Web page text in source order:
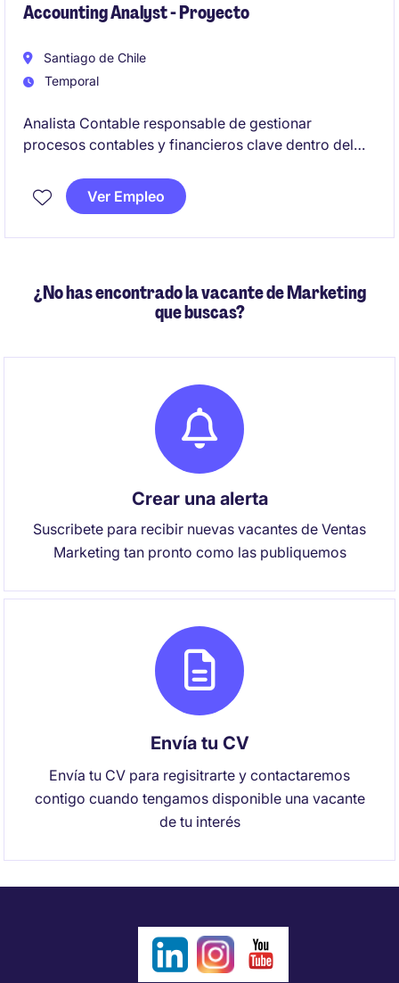
Accounting Analyst - Proyecto
Santiago de Chile
Temporal
Analista Contable responsable de gestionar
procesos contables y financieros clave dentro del
perfil orientado al detalle, con capacidad de análisis
y enfoque en la precisión de los reportes financieros.
Ver Empleo
¿No has encontrado la vacante de Marketing
que buscas?
Crear una alerta
Suscribete para recibir nuevas vacantes de Ventas
Marketing tan pronto como las publiquemos
Envía tu CV
Envía tu CV para regisitrarte y contactaremos
contigo cuando tengamos disponible una vacante
de tu interés